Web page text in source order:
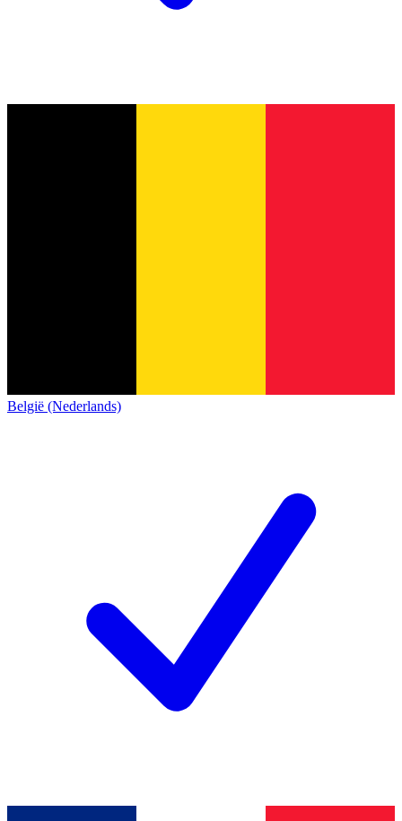
België (Nederlands)